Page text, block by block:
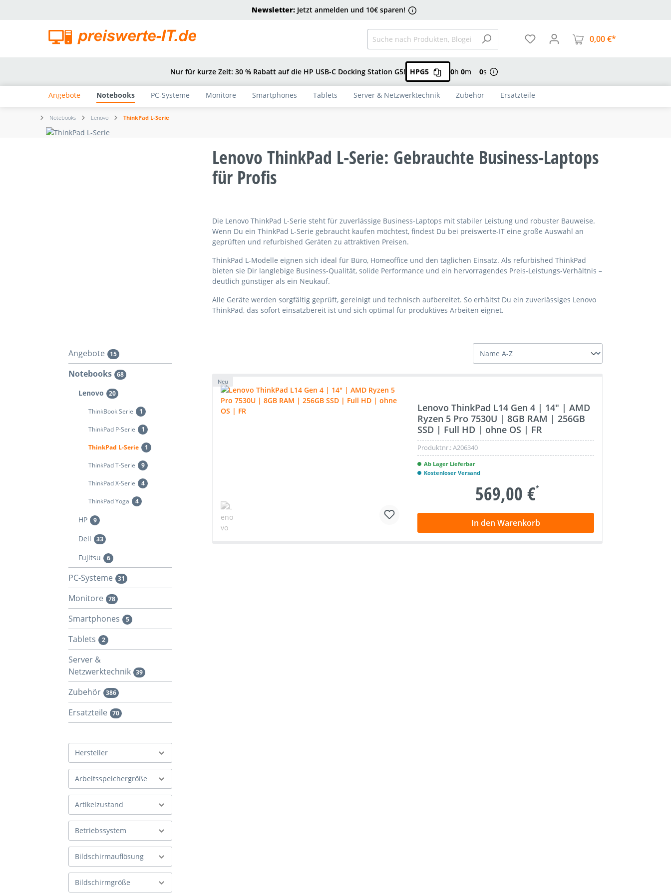
Newsletter:Jetzt anmelden und 10€ sparen!
0,00 €*
Nur für kurze Zeit: 30 % Rabatt auf die HP USB-C Docking Station G5! HPG5 0h 0m 0s
Angebote Notebooks PC-Systeme Monitore Smartphones Tablets Server & Netzwerktechnik Zubehör Ersatzteile
Notebooks Lenovo ThinkPad L-Serie
Lenovo ThinkPad L-Serie: Gebrauchte Business-Laptops
für Profis
Die Lenovo ThinkPad L-Serie steht für zuverlässige Business-Laptops mit stabiler Leistung und robuster Bauweise.
Wenn Du ein ThinkPad L-Serie gebraucht kaufen möchtest, findest Du bei preiswerte-IT eine große Auswahl an
geprüften und refurbished Geräten zu attraktiven Preisen.
ThinkPad L-Modelle eignen sich ideal für Büro, Homeoffice und den täglichen Einsatz. Als refurbished ThinkPad
bieten sie Dir langlebige Business-Qualität, solide Performance und ein hervorragendes Preis-Leistungs-Verhältnis –
deutlich günstiger als ein Neukauf.
Alle Geräte werden sorgfältig geprüft, gereinigt und technisch aufbereitet. So erhältst Du ein zuverlässiges Lenovo
ThinkPad, das sofort einsatzbereit ist und sich optimal für produktives Arbeiten eignet.
Angebote 15
Notebooks 68
Lenovo 20
ThinkBook Serie 1
ThinkPad P-Serie 1
ThinkPad L-Serie 1
ThinkPad T-Serie 9
ThinkPad X-Serie 4
ThinkPad Yoga 4
HP 9
Dell 33
Fujitsu 6
PC-Systeme 31
Monitore 78
Smartphones 5
Tablets 2
Server &
Netzwerktechnik 39
Zubehör 386
Ersatzteile 70
Hersteller
Arbeitsspeichergröße
Artikelzustand
Betriebssystem
Bildschirmauflösung
Bildschirmgröße
Neu
Lenovo ThinkPad L14 Gen 4 | 14" | AMD
Ryzen 5 Pro 7530U | 8GB RAM | 256GB
SSD | Full HD | ohne OS | FR
Produktnr.:A206340
Ab Lager Lieferbar
Kostenloser Versand
569,00 €*
In den Warenkorb